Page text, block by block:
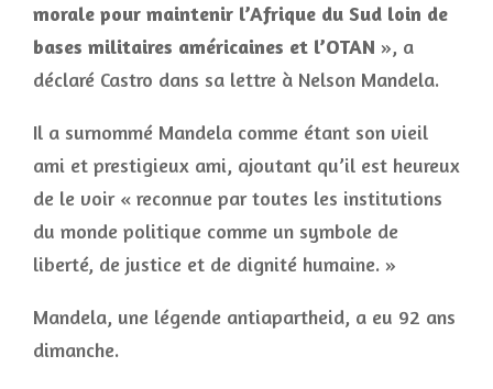
morale pour maintenir l’Afrique du Sud loin de
bases militaires américaines et l’OTAN », a
déclaré Castro dans sa lettre à Nelson Mandela.
Il a surnommé Mandela comme étant son vieil
ami et prestigieux ami, ajoutant qu’il est heureux
de le voir « reconnue par toutes les institutions
du monde politique comme un symbole de
liberté, de justice et de dignité humaine. »
Mandela, une légende antiapartheid, a eu 92 ans
dimanche.